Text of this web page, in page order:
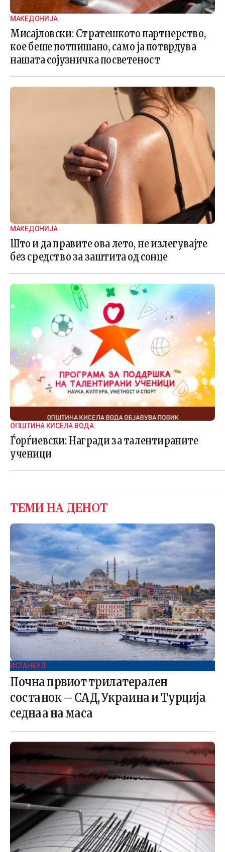
МАКЕДОНИЈА .
Мисајловски: Стратешкото партнерство,
кое беше потпишано, само ја потврдува
нашата сојузничка посветеност
МАКЕДОНИЈА .
Што и да правите ова лето, не излегувајте
без средство за заштита од сонце
ОПШТИНА КИСЕЛА ВОДА
Ѓорѓиевски: Награди за талентираните
ученици
ТЕМИ НА ДЕНОТ
ИСТАНБУЛ
Почна првиот трилатерален
состанок – САД, Украина и Турција
седнаа на маса